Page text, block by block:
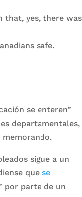
that, yes, there was
safe.
se enteren”
departamentales,
memorando.
sigue a un
que se
por parte de un